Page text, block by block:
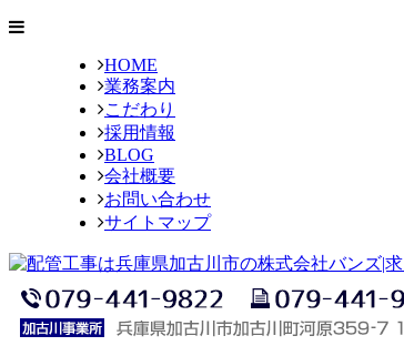
HOME
業務案内
こだわり
採用情報
BLOG
会社概要
お問い合わせ
サイトマップ